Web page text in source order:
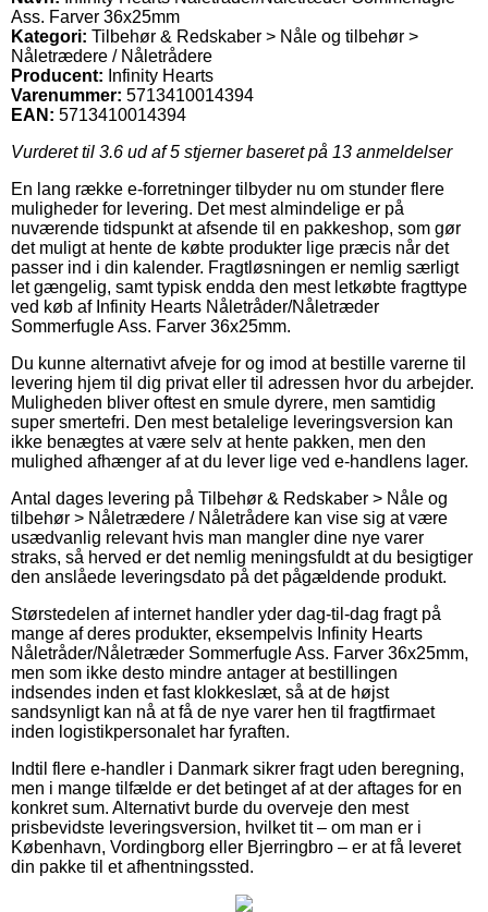
Ass. Farver 36x25mm
Kategori: Tilbehør & Redskaber > Nåle og tilbehør >
Nåletrædere / Nåletrådere
Producent: Infinity Hearts
Varenummer: 5713410014394
EAN: 5713410014394
Vurderet til 3.6 ud af 5 stjerner baseret på 13 anmeldelser
En lang række e-forretninger tilbyder nu om stunder flere
muligheder for levering. Det mest almindelige er på
nuværende tidspunkt at afsende til en pakkeshop, som gør
det muligt at hente de købte produkter lige præcis når det
passer ind i din kalender. Fragtløsningen er nemlig særligt
let gængelig, samt typisk endda den mest letkøbte fragttype
ved køb af Infinity Hearts Nåletråder/Nåletræder
Sommerfugle Ass. Farver 36x25mm.
Du kunne alternativt afveje for og imod at bestille varerne til
levering hjem til dig privat eller til adressen hvor du arbejder.
Muligheden bliver oftest en smule dyrere, men samtidig
super smertefri. Den mest betalelige leveringsversion kan
ikke benægtes at være selv at hente pakken, men den
mulighed afhænger af at du lever lige ved e-handlens lager.
Antal dages levering på Tilbehør & Redskaber > Nåle og
tilbehør > Nåletrædere / Nåletrådere kan vise sig at være
usædvanlig relevant hvis man mangler dine nye varer
straks, så herved er det nemlig meningsfuldt at du besigtiger
den anslåede leveringsdato på det pågældende produkt.
Størstedelen af internet handler yder dag-til-dag fragt på
mange af deres produkter, eksempelvis Infinity Hearts
Nåletråder/Nåletræder Sommerfugle Ass. Farver 36x25mm,
men som ikke desto mindre antager at bestillingen
indsendes inden et fast klokkeslæt, så at de højst
sandsynligt kan nå at få de nye varer hen til fragtfirmaet
inden logistikpersonalet har fyraften.
Indtil flere e-handler i Danmark sikrer fragt uden beregning,
men i mange tilfælde er det betinget af at der aftages for en
konkret sum. Alternativt burde du overveje den mest
prisbevidste leveringsversion, hvilket tit – om man er i
København, Vordingborg eller Bjerringbro – er at få leveret
din pakke til et afhentningssted.